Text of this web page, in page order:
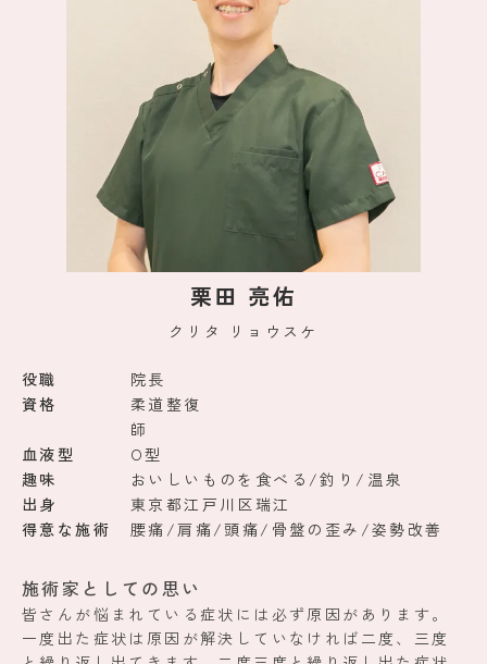
栗田 亮佑
クリタ リョウスケ
役職
院長
資格
柔道整復
師
血液型
O型
趣味
おいしいものを食べる/釣り/温泉
出身
東京都江戸川区瑞江
得意な施術
腰痛/肩痛/頭痛/骨盤の歪み/姿勢改善
施術家としての思い
皆さんが悩まれている症状には必ず原因があります。
一度出た症状は原因が解決していなければ二度、三度